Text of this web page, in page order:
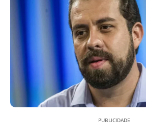
PUBLICIDADE